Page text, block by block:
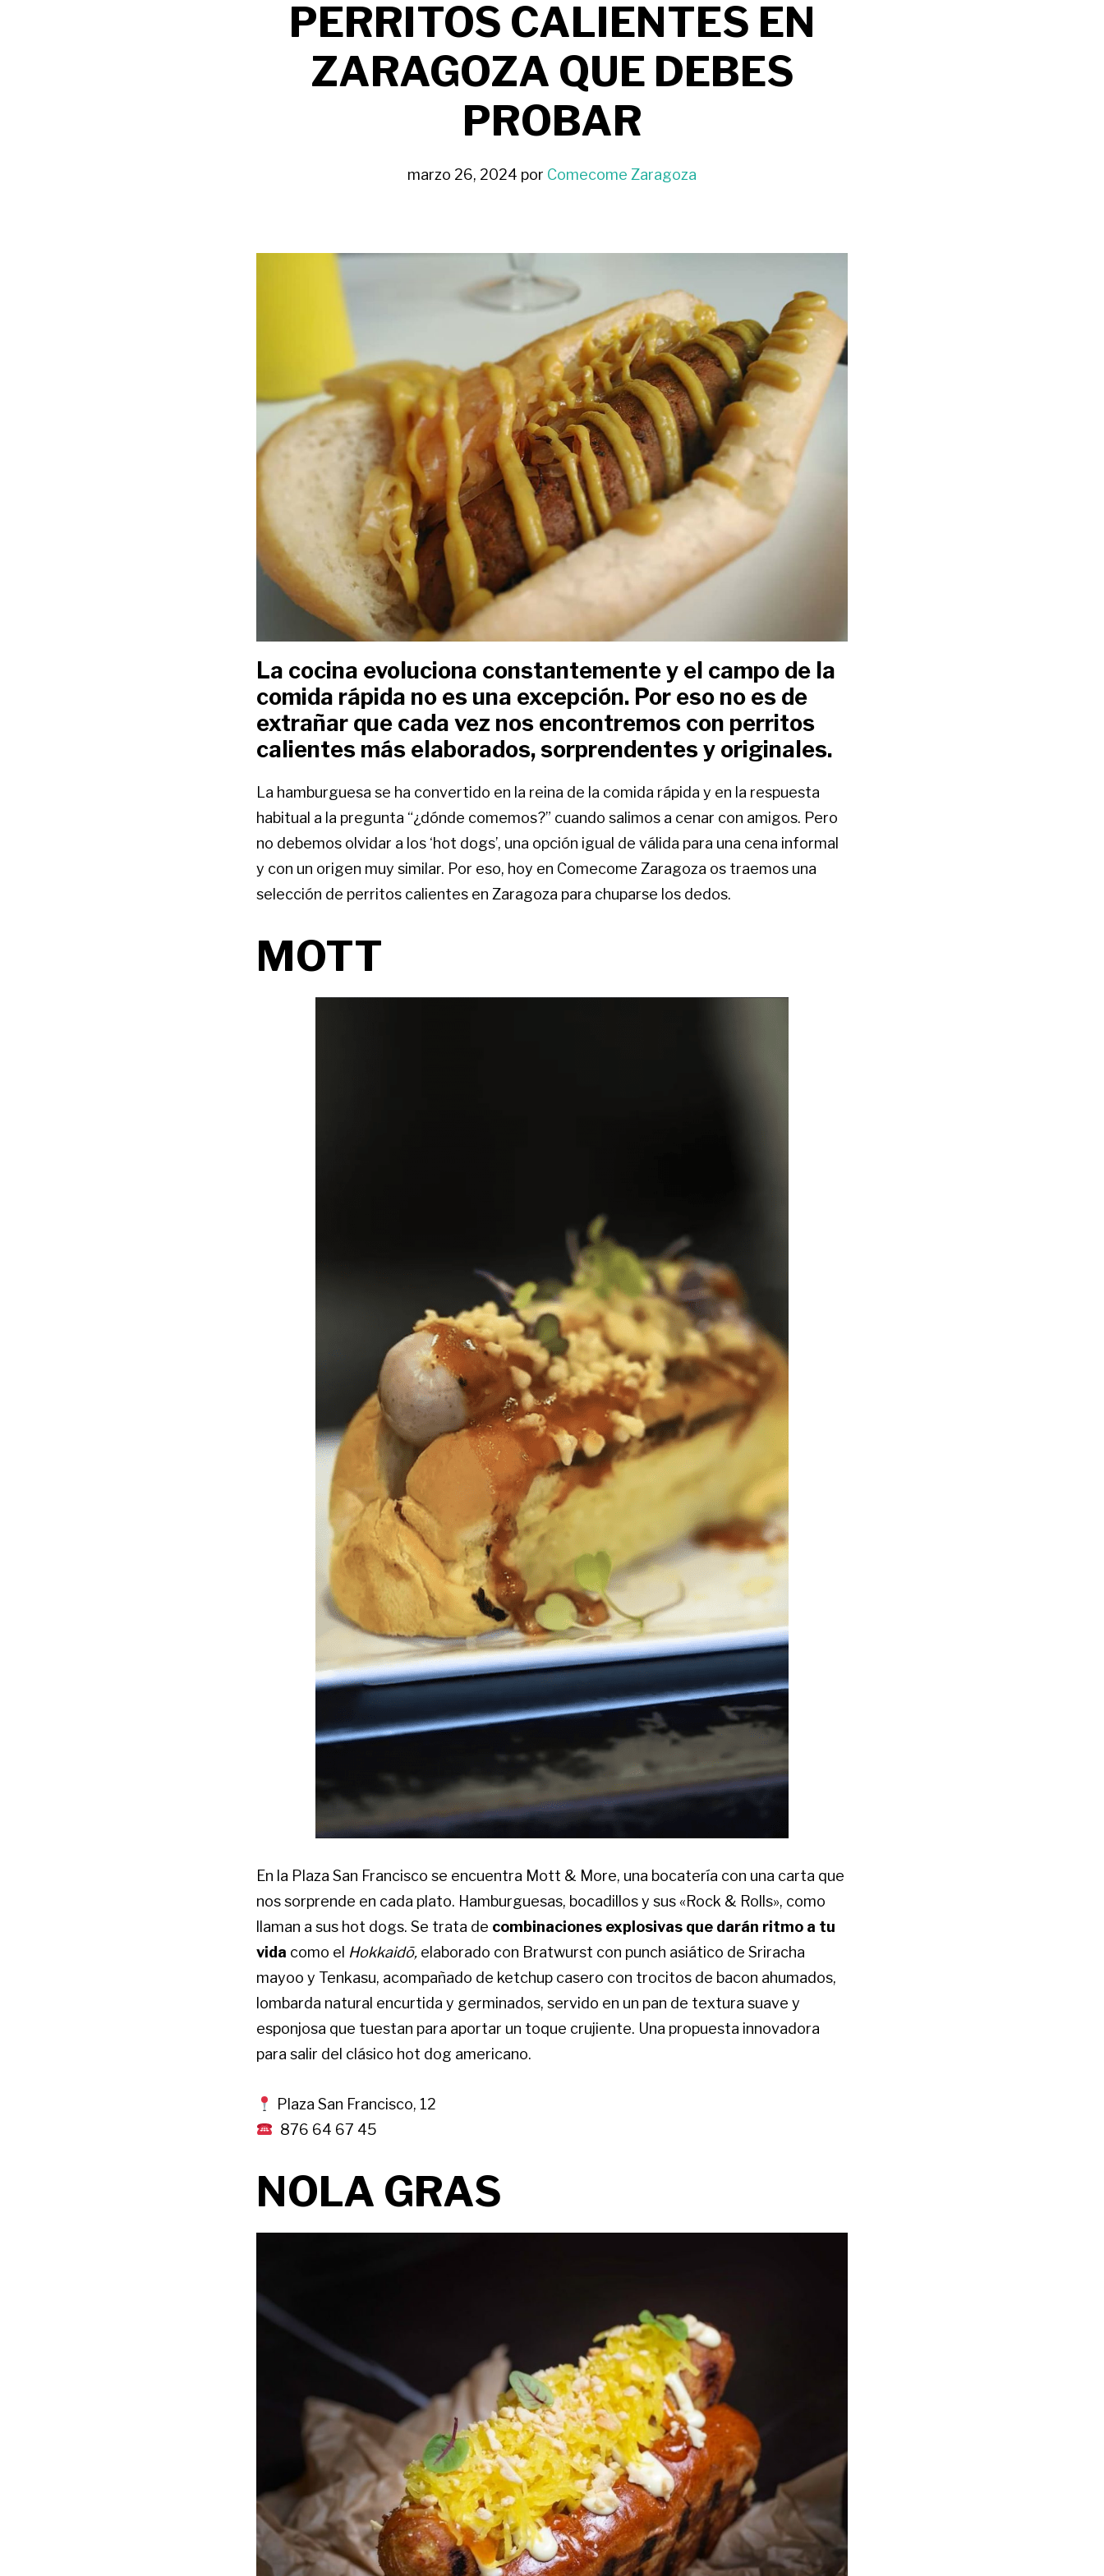
PERRITOS CALIENTES EN
ZARAGOZA QUE DEBES
PROBAR
marzo 26, 2024 por Comecome Zaragoza
La cocina evoluciona constantemente y el campo de la
comida rápida no es una excepción. Por eso no es de
extrañar que cada vez nos encontremos con perritos
calientes más elaborados, sorprendentes y originales.
La hamburguesa se ha convertido en la reina de la comida rápida y en la respuesta
habitual a la pregunta “¿dónde comemos?” cuando salimos a cenar con amigos. Pero
no debemos olvidar a los ‘hot dogs’, una opción igual de válida para una cena informal
y con un origen muy similar. Por eso, hoy en Comecome Zaragoza os traemos una
selección de perritos calientes en Zaragoza para chuparse los dedos.
MOTT
En la Plaza San Francisco se encuentra Mott & More, una bocatería con una carta que
nos sorprende en cada plato. Hamburguesas, bocadillos y sus «Rock & Rolls», como
llaman a sus hot dogs. Se trata de combinaciones explosivas que darán ritmo a tu
vida como el Hokkaidō, elaborado con Bratwurst con punch asiático de Sriracha
mayoo y Tenkasu, acompañado de ketchup casero con trocitos de bacon ahumados,
lombarda natural encurtida y germinados, servido en un pan de textura suave y
esponjosa que tuestan para aportar un toque crujiente. Una propuesta innovadora
para salir del clásico hot dog americano.
Plaza San Francisco, 12
876 64 67 45
NOLA GRAS